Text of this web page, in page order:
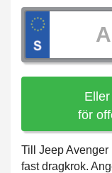
för
Till Jeep
fast dragkrok.